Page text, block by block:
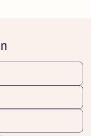
:
des maisons 100%
ARLOGIS sur
Le modèle est
besoins et
options de